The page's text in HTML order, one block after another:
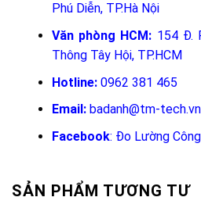
Phú Diễn, TP.Hà Nội
Văn phòng HCM: 154 Đ.
Thông Tây Hội, TP.HCM
Hotline: 0962 381 465
Email: badanh@tm-tech.vn
Facebook: Đo Lường
SẢN PHẨM TƯƠNG TỰ